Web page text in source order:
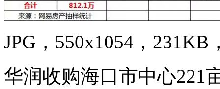
JPG，550x1054，231KB
华润收购海口市中心221